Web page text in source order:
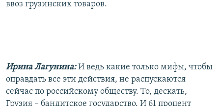
ввоз грузинских товаров.
Ирина Лагунина:И ведь какие только мифы, чтобы
оправдать все эти действия, не распускаются
сейчас по российскому обществу. То, дескать,
Грузия – бандитское государство. И 61 процент